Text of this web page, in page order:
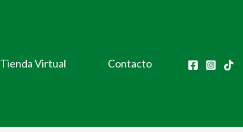
Tienda Virtual Contacto